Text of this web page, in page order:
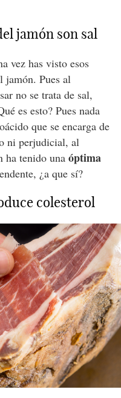
jamón son sal
vez has visto esos
jamón. Pues al
no se trata de sal,
es esto? Pues nada
que se encarga de
ni perjudicial, al
ha tenido una óptima
¿a que sí?
colesterol